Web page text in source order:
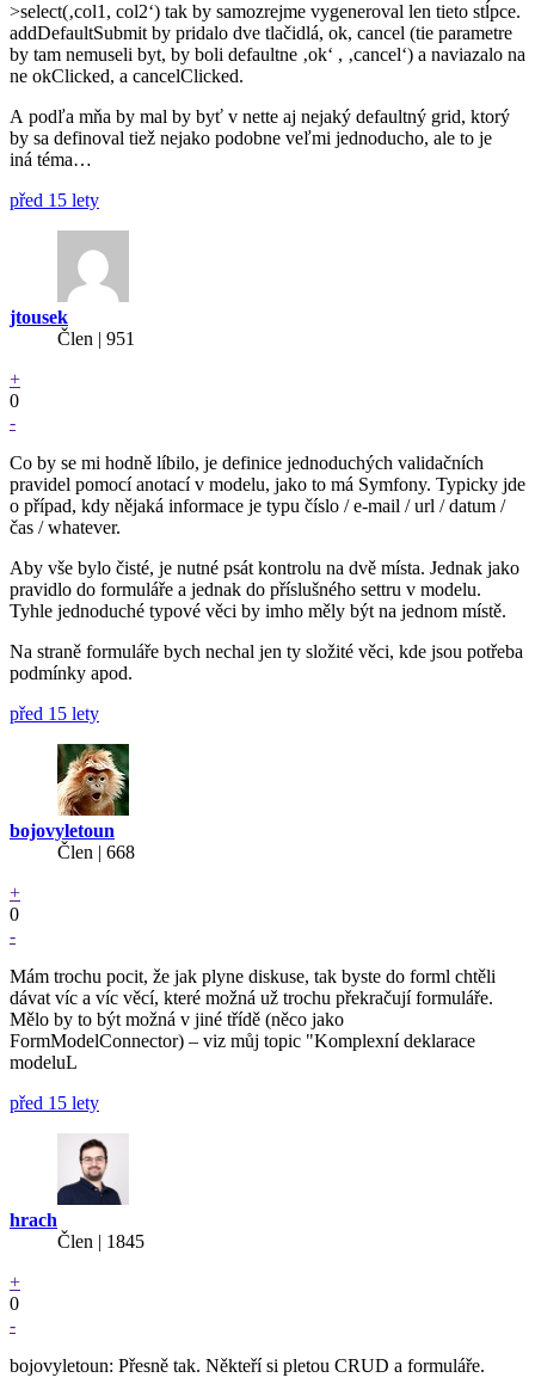
>select(‚col1, col2‘) tak by samozrejme vygeneroval len tieto stĺpce.
addDefaultSubmit by pridalo dve tlačidlá, ok, cancel (tie parametre
by tam nemuseli byt, by boli defaultne ‚ok‘ , ‚cancel‘) a naviazalo na
ne okClicked, a cancelClicked.
A podľa mňa by mal by byť v nette aj nejaký defaultný grid, ktorý
by sa definoval tiež nejako podobne veľmi jednoducho, ale to je
iná téma…
před 15 lety
jtousek
Člen | 951
+
0
-
Co by se mi hodně líbilo, je definice jednoduchých validačních
pravidel pomocí anotací v modelu, jako to má Symfony. Typicky jde
o případ, kdy nějaká informace je typu číslo / e-mail / url / datum /
čas / whatever.
Aby vše bylo čisté, je nutné psát kontrolu na dvě místa. Jednak jako
pravidlo do formuláře a jednak do příslušného settru v modelu.
Tyhle jednoduché typové věci by imho měly být na jednom místě.
Na straně formuláře bych nechal jen ty složité věci, kde jsou potřeba
podmínky apod.
před 15 lety
bojovyletoun
Člen | 668
+
0
-
Mám trochu pocit, že jak plyne diskuse, tak byste do forml chtěli
dávat víc a víc věcí, které možná už trochu překračují formuláře.
Mělo by to být možná v jiné třídě (něco jako
FormModelConnector) – viz můj topic "Komplexní deklarace
modeluL
před 15 lety
hrach
Člen | 1845
+
0
-
bojovyletoun: Přesně tak. Někteří si pletou CRUD a formuláře.